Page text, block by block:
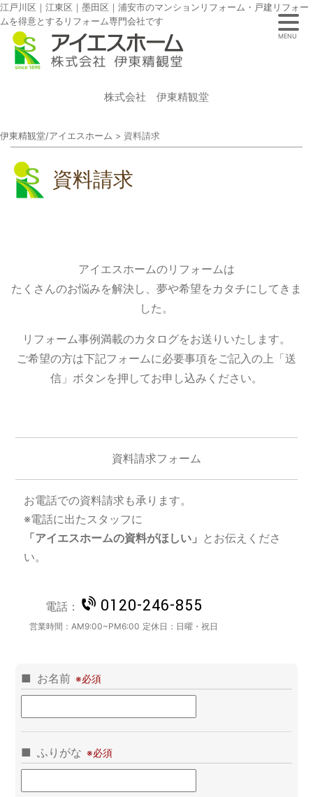
江戸川区｜江東区｜墨田区｜浦安市のマンションリフォーム・戸建リフォー
ムを得意とするリフォーム専門会社です
株式会社 伊東精観堂
伊東精観堂/アイエスホーム > 資料請求
資料請求
アイエスホームのリフォームは
たくさんのお悩みを解決し、夢や希望をカタチにしてきま
した。
リフォーム事例満載のカタログをお送りいたします。
ご希望の方は下記フォームに必要事項をご記入の上「送
信」ボタンを押してお申し込みください。
資料請求フォーム
お電話での資料請求も承ります。
※電話に出たスタッフに
「アイエスホームの資料がほしい」 とお伝えくださ
い。
電話： 0120-246-855
営業時間：AM9:00~PM6:00 定休日： 日曜・祝日
お名前
ふりがな
MENU